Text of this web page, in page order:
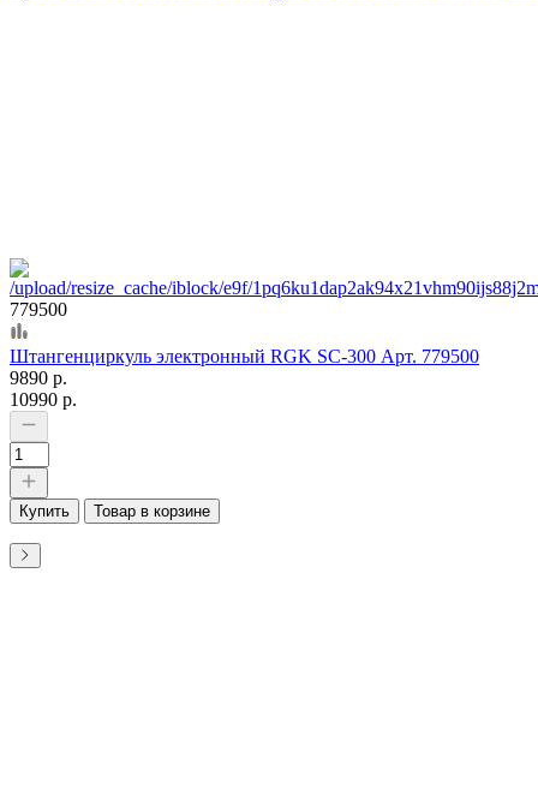
779500
Штангенциркуль электронный RGK SC-300 Арт. 779500
9890 р.
10990 р.
Купить Товар в корзине